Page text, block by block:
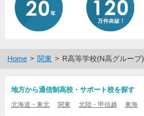
Home 関東 R高等学校(N高グループ)
地方から通信制高校・サポート校を探す
北海道・東北 関東 北陸・甲信越 東海